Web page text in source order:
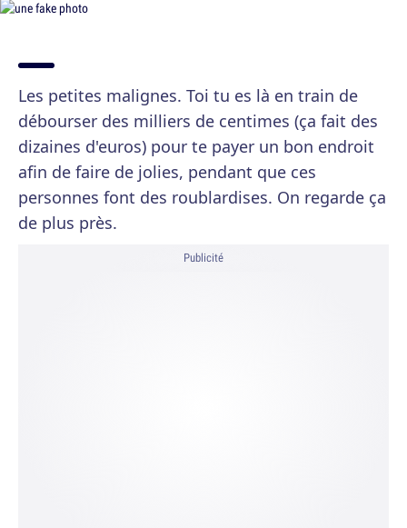
Les petites malignes. Toi tu es là en train de
débourser des milliers de centimes (ça fait des
dizaines d'euros) pour te payer un bon endroit
afin de faire de jolies, pendant que ces
personnes font des roublardises. On regarde ça
de plus près.
Publicité